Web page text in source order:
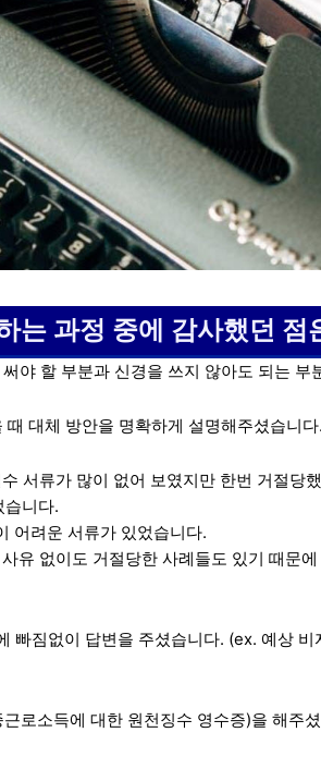
는 과정 중에 감사했던 점
야 할 부분과 신경을 쓰지 않아도 되는 부
대체 방안을 명확하게 설명해주셨습니다.
서류가 많이 없어 보였지만 한번 거절당
습니다.
어려운 서류가 있었습니다.
유 없이도 거절당한 사례들도 있기 때문
빠짐없이 답변을 주셨습니다. (ex. 예상
로소득에 대한 원천징수 영수증)을 해주